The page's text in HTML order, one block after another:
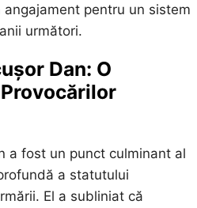
pentru un sistem
următori.
Dan: O
a fost un punct culminant al
a statutului
El a subliniat că